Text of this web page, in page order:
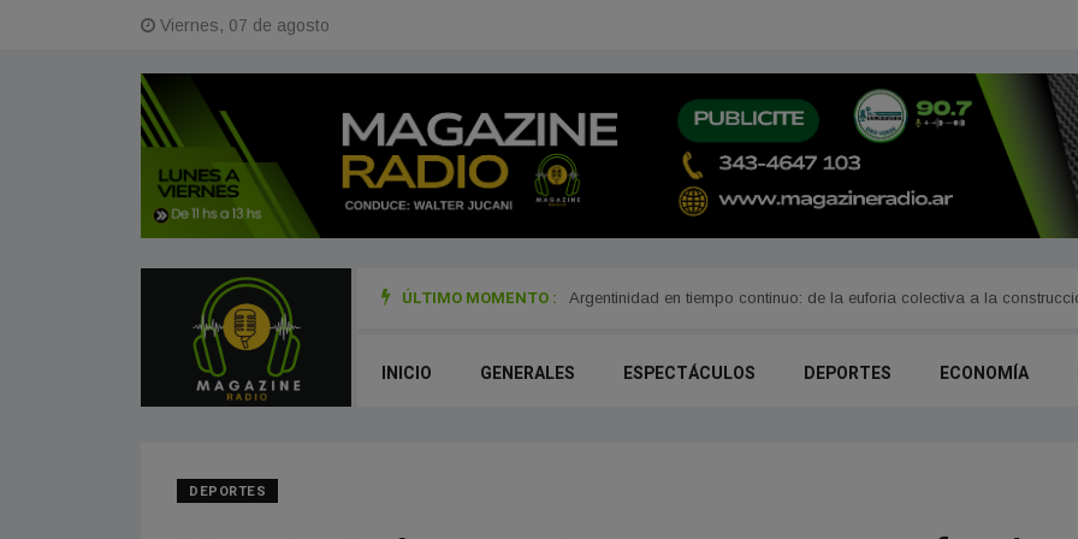
Viernes, 07 de agosto
ÚLTIMO MOMENTO :
colectiva a la construcción cotidiana Cambios en la venta de medicamentos: ANMAT amplió la lista de
INICIO GENERALES ESPECTÁCULOS DEPORTES ECONOMÍA
DEPORTES